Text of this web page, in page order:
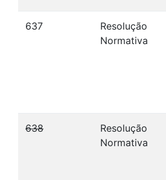
637
Resolução
Normativa
638
Resolução
Normativa